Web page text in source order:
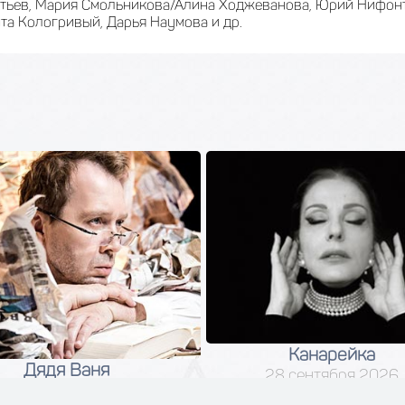
Мария Смольникова/Алина Ходжеванова, Юрий
Кологривый, Дарья Наумова и др.
Дядя Ваня
Канарейка
28 сентября 2026